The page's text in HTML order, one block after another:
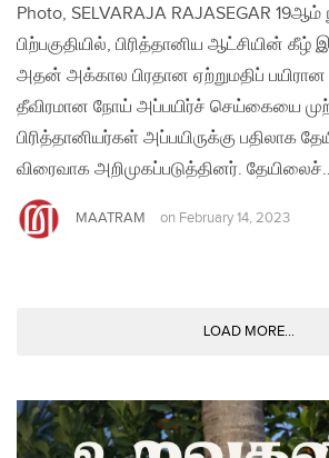
Photo, SELVARAJA RAJASEGAR
பிற்பகுதியில், பிரித்தானிய ஆட்சியின் கீழ்
அதன் அக்கால பிரதான ஏற்றுமதிப் பயிரான
தீவிரமான நோய் அப்பயிர்ச் செய்கையை
பிரித்தானியர்கள் அப்பயிருக்கு பதிலாக
விரைவாக அறிமுகப்படுத்தினர்.
MAATRAM on February 14, 2023
LOAD MORE...